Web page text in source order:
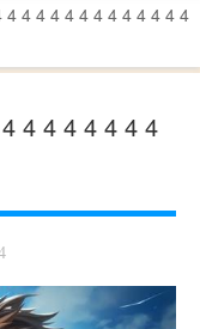
4 4 4 4 4 4 4 4 4 4 4 4 4
4 4 4 4 4 4 4